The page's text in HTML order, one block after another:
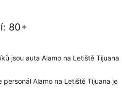
: 80+
jsou auta Alamo na Letiště Tijuana
personál Alamo na Letiště Tijuana je